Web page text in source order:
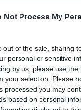
Not Process My
out of the sale, sharing
personal or sensitive
by us, please use the
your selection. Please
processed you may
based on personal
Jelenlét című
között az
volt. 1988-1990
című amerikai
kortárs magyar
megjelentető Ab
ig igazgatója volt.